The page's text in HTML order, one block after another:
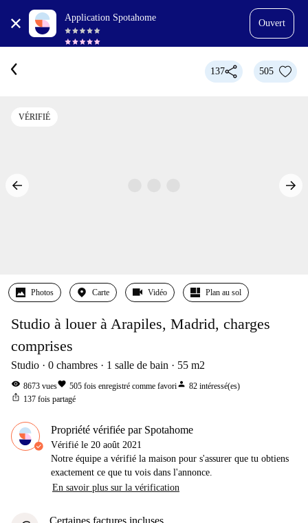
Application Spotahome
Ouvert
137 505
VÉRIFIÉ
Photos Carte Vidéo Plan au sol
Studio à louer à Arapiles, Madrid, charges
comprises
Studio 0 chambres 1 salle de bain 55 m2
visibility 8673 vuesfavorite 505 fois enregistré comme favoriperson 82 intéressé(es)
ios_share 137 fois partagé
Propriété vérifiée par Spotahome
Vérifié le 20 août 2021
Notre équipe a vérifié la maison pour s'assurer que tu obtiens
exactement ce que tu vois dans l'annonce.
En savoir plus sur la vérification
Certaines factures incluses